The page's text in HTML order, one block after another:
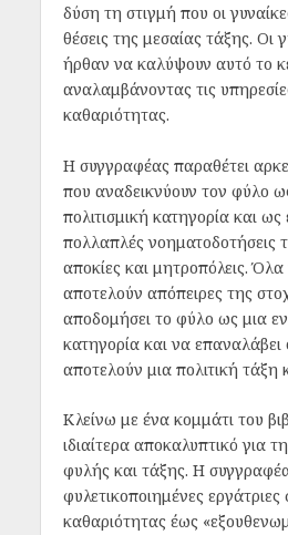
δύση τη στιγμή που οι
θέσεις της μεσαίας τάξης. Οι
ήρθαν να καλύψουν αυτό το
αναλαμβάνοντας τις
καθαριότητας.
Η συγγραφέας παραθέτει
που αναδεικνύουν τον φύλο
πολιτισμική κατηγορία και ως
πολλαπλές νοηματοδοτήσεις
αποκίες και μητροπόλεις.
αποτελούν απόπειρες της
αποδομήσει το φύλο ως μια
κατηγορία και να επαναλάβει
αποτελούν μια πολιτική τάξη
Κλείνω με ένα κομμάτι του
ιδιαίτερα αποκαλυπτικό για
φυλής και τάξης. Η
φυλετικοποιημένες
καθαριότητας έως